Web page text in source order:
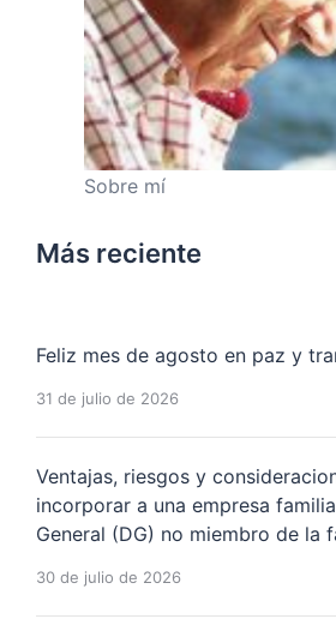
Sobre mí
Más reciente
Feliz mes de agosto en paz y
31 de julio de 2026
Ventajas, riesgos y
incorporar a una empresa
General (DG) no miembro de la
30 de julio de 2026